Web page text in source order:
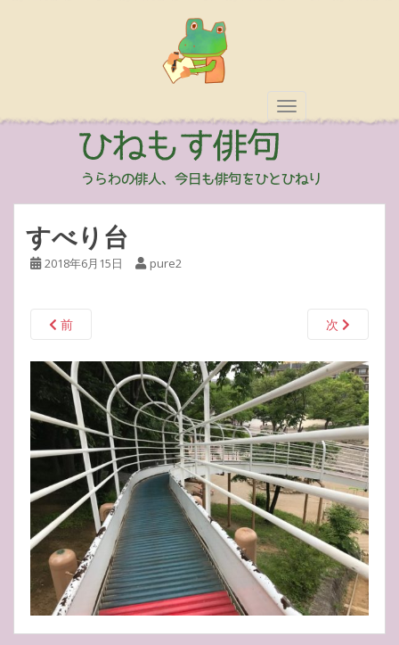
TOGGLE
すべり台
2018年6月15日 pure2
前 次